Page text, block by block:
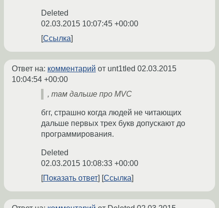
Deleted
02.03.2015 10:07:45 +00:00
Ссылка
Ответ на: комментарий от unt1tled 02.03.2015
10:04:54 +00:00
, там дальше про MVC
бгг, страшно когда людей не читающих
дальше первых трех букв допускают до
программирования.
Deleted
02.03.2015 10:08:33 +00:00
Показать ответ
Ссылка